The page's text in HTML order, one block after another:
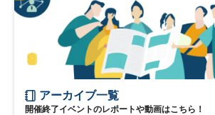
アーカイブ一覧
開催終了イベントのレポートや動画はこちら！